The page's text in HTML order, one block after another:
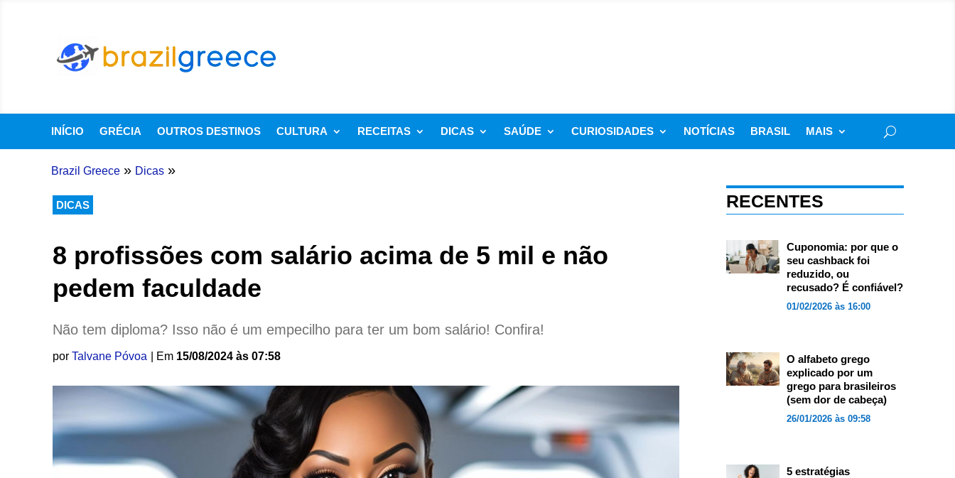
INÍCIO GRÉCIA OUTROS DESTINOS CULTURA RECEITAS DICAS SAÚDE CURIOSIDADES NOTÍCIAS BRASIL MAIS
Brazil Greece » Dicas »
DICAS
8 profissões com salário acima de 5 mil e não
pedem faculdade
Não tem diploma? Isso não é um empecilho para ter um bom salário! Confira!
por Talvane Póvoa | Em 15/08/2024 às 07:58
RECENTES
Cuponomia: por que o
seu cashback foi
reduzido, ou
recusado? É confiável?
01/02/2026 às 16:00
O alfabeto grego
explicado por um
grego para brasileiros
(sem dor de cabeça)
26/01/2026 às 09:58
5 estratégias